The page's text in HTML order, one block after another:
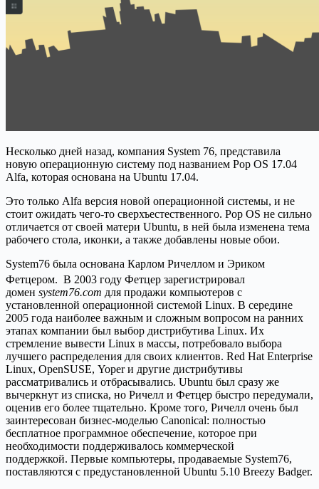
Несколько дней назад, компания System 76, представила
новую операционную систему под названием Pop OS 17.04
Alfa, которая основана на Ubuntu 17.04.
Это только Alfa версия новой операционной системы, и не
стоит ожидать чего-то сверхъестественного. Pop OS не сильно
отличается от своей матери Ubuntu, в ней была изменена тема
рабочего стола, иконки, а также добавлены новые обои.
System76 была основана Карлом Ричеллом и Эриком
Фетцером. В 2003 году Фетцер зарегистрировал
домен system76.com для продажи компьютеров с
установленной операционной системой Linux. В середине
2005 года наиболее важным и сложным вопросом на ранних
этапах компании был выбор дистрибутива Linux. Их
стремление вывести Linux в массы, потребовало выбора
лучшего распределения для своих клиентов. Red Hat Enterprise
Linux, OpenSUSE, Yoper и другие дистрибутивы
рассматривались и отбрасывались. Ubuntu был сразу же
вычеркнут из списка, но Ричелл и Фетцер быстро передумали,
оценив его более тщательно. Кроме того, Ричелл очень был
заинтересован бизнес-моделью Canonical: полностью
бесплатное программное обеспечение, которое при
необходимости поддерживалось коммерческой
поддержкой. Первые компьютеры, продаваемые System76,
поставляются с предустановленной Ubuntu 5.10 Breezy Badger.